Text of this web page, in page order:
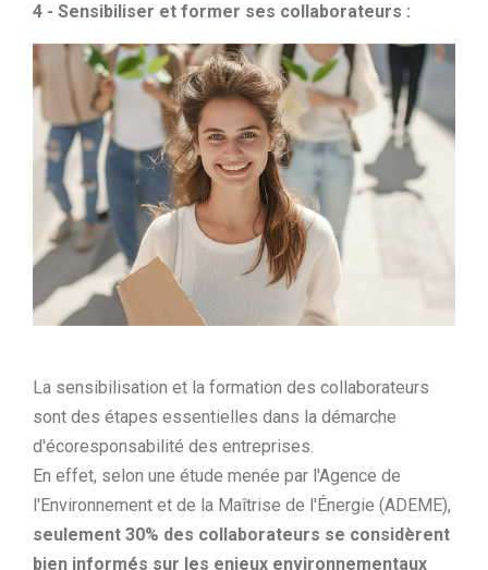
4 - Sensibiliser et former ses collaborateurs :
La sensibilisation et la formation des collaborateurs
sont des étapes essentielles dans la démarche
d'écoresponsabilité des entreprises.
En effet, selon une étude menée par l'Agence de
l'Environnement et de la Maîtrise de l'Énergie (ADEME),
seulement 30% des collaborateurs se considèrent
bien informés sur les enjeux environnementaux